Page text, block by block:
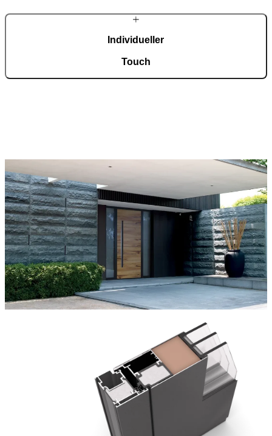
Individueller
Touch